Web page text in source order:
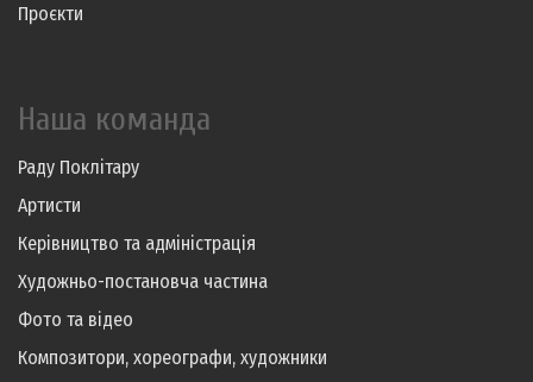
Проєкти
Наша команда
Раду Поклітару
Артисти
Керівництво та адміністрація
Художньо-постановча частина
Фото та відео
Композитори, хореографи, художники